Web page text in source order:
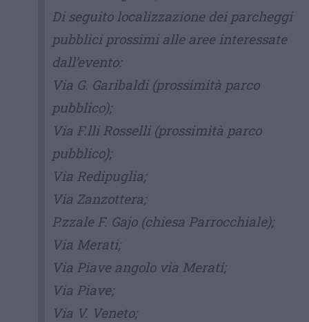
Di seguito localizzazione dei parcheggi
pubblici prossimi alle aree interessate
dall’evento:
Via G. Garibaldi (prossimità parco
pubblico);
Via F.lli Rosselli (prossimità parco
pubblico);
Via Redipuglia;
Via Zanzottera;
P.zzale F. Gajo (chiesa Parrocchiale);
Via Merati;
Via Piave angolo via Merati;
Via Piave;
Via V. Veneto;